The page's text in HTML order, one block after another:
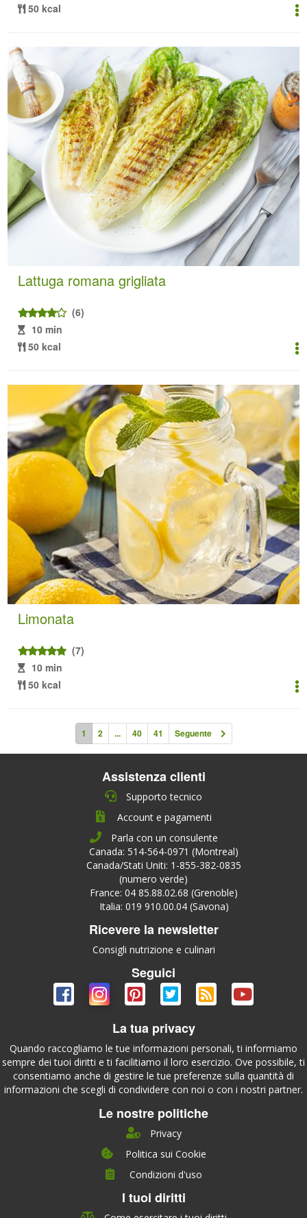
50 kcal
Lattuga romana grigliata
(6)
10 min
50 kcal
Limonata
(7)
10 min
50 kcal
1 2 ... 40 41 Seguente
Assistenza clienti
Supporto tecnico
Account e pagamenti
Parla con un consulente
Canada: 514-564-0971 (Montreal)
Canada/Stati Uniti: 1-855-382-0835
(numero verde)
France: 04 85.88.02.68 (Grenoble)
Italia: 019 910.00.04 (Savona)
Ricevere la newsletter
Consigli nutrizione e culinari
Seguici
La tua privacy
Quando raccogliamo le tue informazioni personali, ti informiamo
sempre dei tuoi diritti e ti facilitiamo il loro esercizio. Ove possibile, ti
consentiamo anche di gestire le tue preferenze sulla quantità di
informazioni che scegli di condividere con noi o con i nostri partner.
Le nostre politiche
Privacy
Politica sui Cookie
Condizioni d'uso
I tuoi diritti
Chi siamo